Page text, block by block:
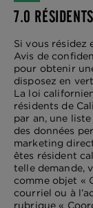
7.0
Si vous résidez
Avis de
pour obtenir
disposez en
La loi
résidents de
par an, une
des données
marketing
êtes résident
telle demande,
comme objet «
courriel ou à
rubrique «